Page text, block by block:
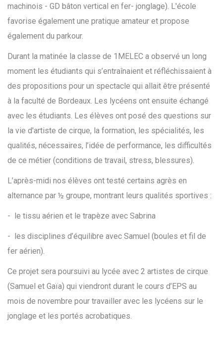
machinois - GD bâton vertical en fer- jonglage). L'école
favorise également une pratique amateur et propose
également du parkour.
Durant la matinée la classe de 1MELEC a observé un long
moment les étudiants qui s’entraînaient et réfléchissaient à
des propositions pour un spectacle qui allait être présenté
à la faculté de Bordeaux. Les lycéens ont ensuite échangé
avec les étudiants. Les élèves ont posé des questions sur
la vie d'artiste de cirque, la formation, les spécialités, les
qualités, nécessaires, l’idée de performance, les difficultés
de ce métier (conditions de travail, stress, blessures).
L’après-midi nos élèves ont testé certains agrès en
alternance par ½ groupe, montrant leurs qualités sportives :
- le tissu aérien et le trapèze avec Sabrina
- les disciplines d’équilibre avec Samuel (boules et fil de
fer aérien).
Ce projet sera poursuivi au lycée avec 2 artistes de cirque
(Samuel et Gaïa) qui viendront durant le cours d’EPS au
mois de novembre pour travailler avec les lycéens sur le
jonglage et les portés acrobatiques.